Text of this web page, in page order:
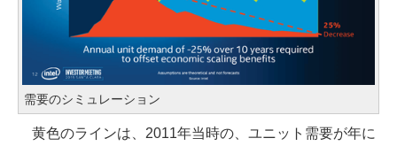
需要のシミュレーション
黄色のラインは、2011年当時の、ユニット需要が年に